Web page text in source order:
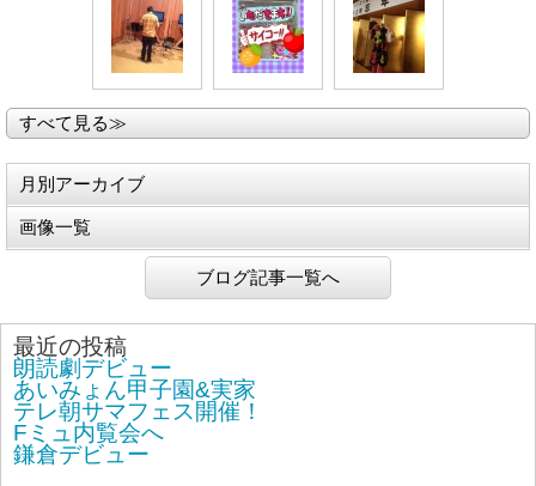
すべて見る≫
月別アーカイブ
画像一覧
ブログ記事一覧へ
最近の投稿
朗読劇デビュー
あいみょん甲子園&実家
テレ朝サマフェス開催！
Fミュ内覧会へ
鎌倉デビュー